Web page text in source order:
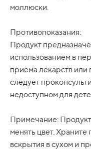
моллюски.
Противопоказания:
Продукт
использованием в
приема лекарств или
следует
недоступном для
Примечание:
менять цвет. Храните
вскрытия в сухом и